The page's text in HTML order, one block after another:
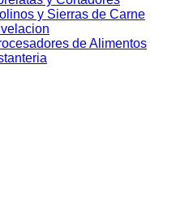
y Sierras de Carne
de Alimentos